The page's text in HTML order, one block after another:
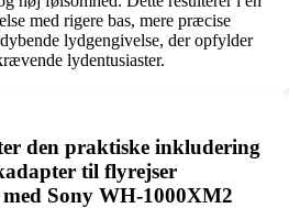
med rigere bas, mere præcise
lydgengivelse, der opfylder
lydentusiaster.
den praktiske inkludering
til flyrejser
Sony WH-1000XM2